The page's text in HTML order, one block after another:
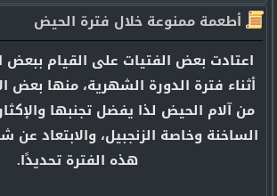
أطعمة ممنوعة خلال فترة الحيض
اعتادت بعض الفتيات على القيام ببعض
أثناء فترة الدورة الشهرية، منها بعض
من آلام الحيض لذا يفضل تجنبها
الساخنة وخاصة الزنجبيل، والابتعاد
هذه الفترة تحديدًا.